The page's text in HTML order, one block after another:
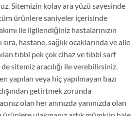
Sitemizin kolay ara yüzü sayesinde
ürünlere saniyeler içerisinde
ile ilgilendiğiniz hastalarınızın
hastane, sağlık ocaklarında ve aile
tıbbi pek çok cihaz ve tıbbi sarf
sitemiz aracılığı ile verebilirsiniz.
yapılan veya hiç yapılmayan bazı
getirtmek zorunda
olan her anınızda yanınızda olan